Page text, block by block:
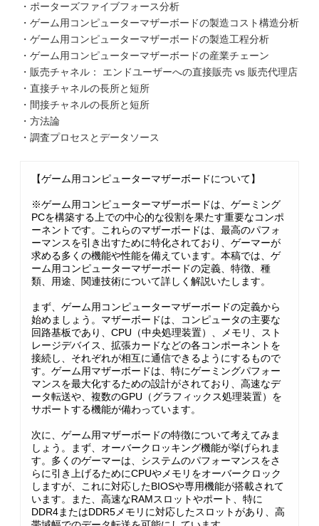
・ポーターズファイブフォース分析
・ゲーム用コンピューターマザーボードの製造コスト構造分析
・ゲーム用コンピューターマザーボードの製造工程分析
・ゲーム用コンピューターマザーボードの産業チェーン
・販売チャネル： エンドユーザーへの直接販売 vs 販売代理店
・直接チャネルの長所と短所
・間接チャネルの長所と短所
・方法論
・調査プロセスとデータソース
【ゲーム用コンピューターマザーボードについて】
※ゲーム用コンピューターマザーボードは、ゲーミング
PCを構築する上での中心的な役割を果たす重要なコンポ
ーネントです。これらのマザーボードは、最高のパフォ
ーマンスを引き出すために特化されており、ゲーマーが
求める多くの機能や性能を備えています。本稿では、ゲ
ーム用コンピューターマザーボードの定義、特徴、種
類、用途、関連技術について詳しく解説いたします。
まず、ゲーム用コンピューターマザーボードの定義から
始めましょう。マザーボードは、コンピュータの主要な
回路基板であり、CPU（中央処理装置）、メモリ、スト
レージデバイス、拡張カードなどの各コンポーネントを
接続し、それぞれが相互に通信できるようにするもので
す。ゲーム用マザーボードは、特にゲーミングパフォー
マンスを最大化するための設計がされており、高速なデ
ータ転送や、複数のGPU（グラフィックス処理装置）を
サポートする機能が備わっています。
次に、ゲーム用マザーボードの特徴について考えてみま
しょう。まず、オーバークロッキング機能が挙げられま
す。多くのゲーマーは、システムのパフォーマンスをさ
らに引き上げるためにCPUやメモリをオーバークロック
しますが、これに対応したBIOSや専用機能が搭載されて
います。また、高速なRAMスロットやポート、特に
DDR4またはDDR5メモリに対応したスロットがあり、高